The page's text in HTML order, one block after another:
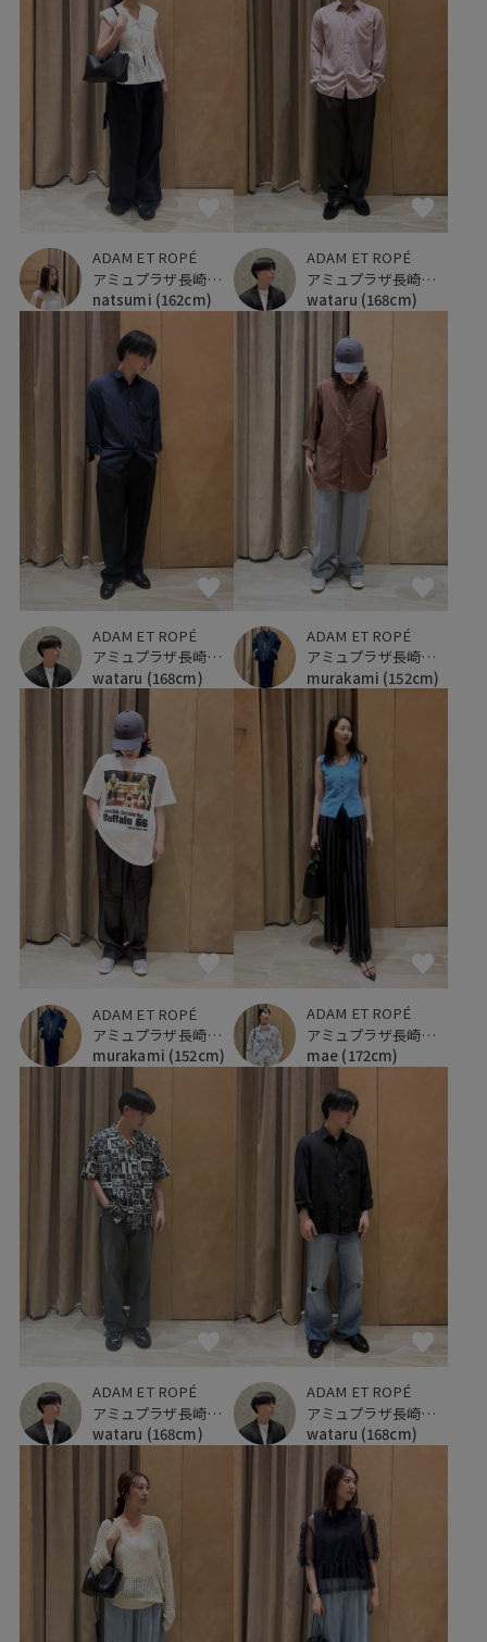
ADAM ET ROPÉ
アミュプラザ長崎新館
natsumi (162cm)
ADAM ET ROPÉ
アミュプラザ長崎新館
wataru (168cm)
ADAM ET ROPÉ
アミュプラザ長崎新館
wataru (168cm)
ADAM ET ROPÉ
アミュプラザ長崎新館
murakami (152cm)
ADAM ET ROPÉ
アミュプラザ長崎新館
murakami (152cm)
ADAM ET ROPÉ
アミュプラザ長崎新館
mae (172cm)
ADAM ET ROPÉ
アミュプラザ長崎新館
wataru (168cm)
ADAM ET ROPÉ
アミュプラザ長崎新館
wataru (168cm)